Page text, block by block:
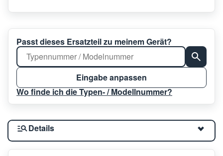
Passt dieses Ersatzteil zu meinem Gerät?
Eingabe anpassen
Wo finde ich die Typen- / Modellnummer?
Details